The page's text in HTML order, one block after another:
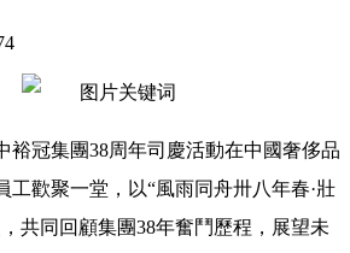
裕冠集團38周年司慶活動在中國奢侈品
工歡聚一堂，以“風雨同舟卅八年春·壯
共同回顧集團38年奮鬥歷程，展望未